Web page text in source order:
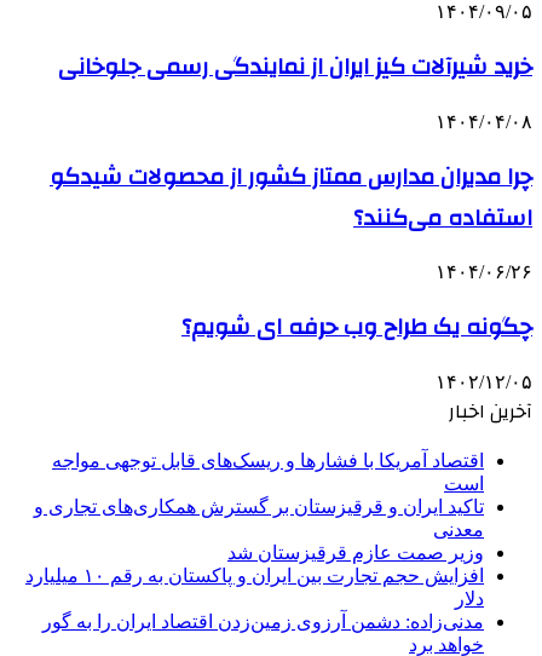
۱۴۰۴/۰۹/۰۵
خرید شیرآلات کیز ایران از نمایندگی رسمی جلوخانی
۱۴۰۴/۰۴/۰۸
چرا مدیران مدارس ممتاز کشور از محصولات شیدکو
استفاده می‌کنند؟
۱۴۰۴/۰۶/۲۶
چگونه یک طراح وب حرفه ای شویم؟
۱۴۰۲/۱۲/۰۵
آخرین اخبار
اقتصاد آمریکا با فشارها و ریسک‌های قابل توجهی مواجه
است
تاکید ایران و قرقیزستان بر گسترش همکاری‌های تجاری و
معدنی
وزیر صمت عازم قرقیزستان شد
افزایش حجم تجارت بین ایران و پاکستان به رقم ۱۰ میلیارد
دلار
مدنی‌زاده: دشمن آرزوی زمین‌زدن اقتصاد ایران را به گور
خواهد برد